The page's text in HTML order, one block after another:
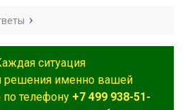
ситуация
решения именно вашей
телефону +7 499 938-51-